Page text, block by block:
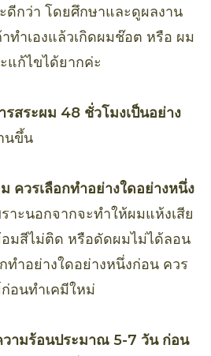
ดีกว่า โดยศึกษาและดูผลงาน
าทำเองแล้วเกิดผมช๊อต หรือ ผม
แก้ไขได้ยากค่ะ
รสระผม 48 ชั่วโมงเป็นอย่าง
นขึ้น
ควรเลือกทำอย่างใดอย่างหนึ่ง
าะนอกจากจะทำให้ผมแห้งเสีย
มสีไม่ติด หรือดัดผมไม่ได้ลอน
ทำอย่างใดอย่างหนึ่งก่อน ควร
อนทำเคมีใหม่
ามร้อนประมาณ 5-7 วัน ก่อน